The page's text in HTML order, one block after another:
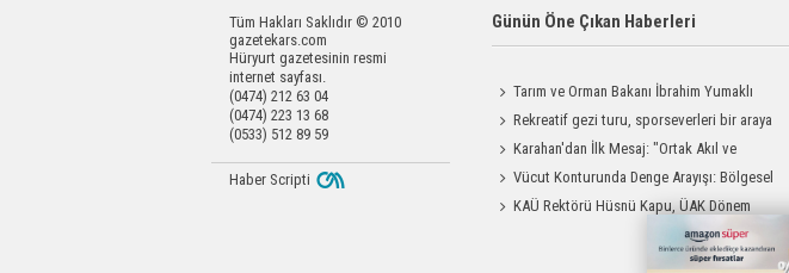
Tüm Hakları Saklıdır © 2010
gazetekars.com
Hüryurt gazetesinin resmi
internet sayfası.
(0474) 212 63 04
(0474) 223 13 68
(0533) 512 89 59
Günün Öne Çıkan Haberleri
Tarım ve Orman Bakanı İbrahim Yumaklı
Kars'a Geliyor
Rekreatif gezi turu, sporseverleri bir araya
getirdi
Karahan'dan İlk Mesaj: "Ortak Akıl ve
Dayanışmayla Çalışacağız"
Vücut Konturunda Denge Arayışı: Bölgesel
Yağ Alma Sürecinin Tüm Aşamaları
KAÜ Rektörü Hüsnü Kapu, ÜAK Dönem
Haber Scripti